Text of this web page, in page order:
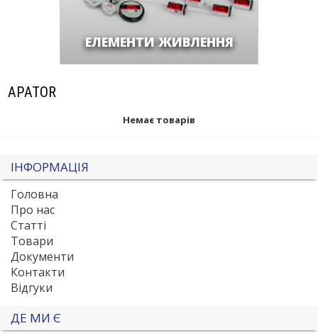
ЕЛЕМЕНТИ ЖИВЛЕННЯ
APATOR
Немає товарів
ІНФОРМАЦІЯ
Головна
Про нас
Статті
Товари
Документи
Контакти
Відгуки
ДЕ МИ Є